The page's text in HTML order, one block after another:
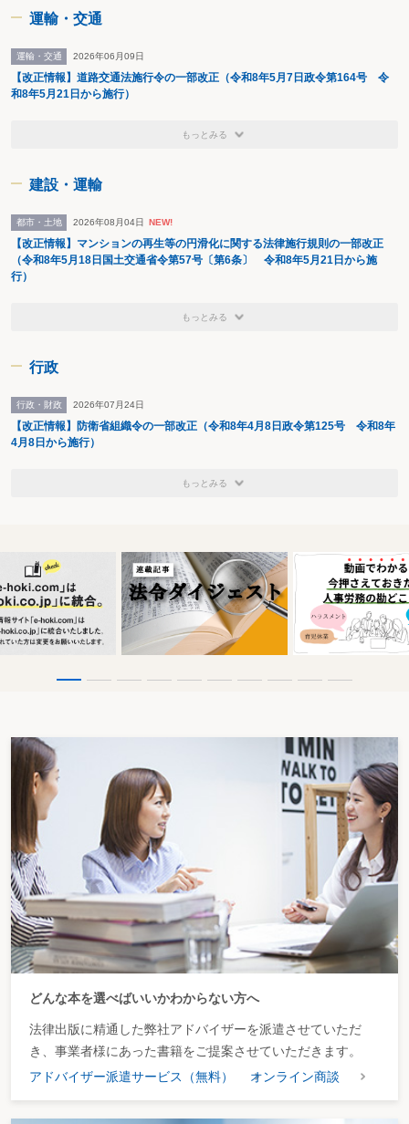
運輸・交通
運輸・交通 2026年06月09日
【改正情報】道路交通法施行令の一部改正（令和8年5月7日政令第164号 令
和8年5月21日から施行）
もっとみる
建設・運輸
都市・土地 2026年08月04日 NEW!
【改正情報】マンションの再生等の円滑化に関する法律施行規則の一部改正
（令和8年5月18日国土交通省令第57号〔第6条〕 令和8年5月21日から施
行）
もっとみる
行政
行政・財政 2026年07月24日
【改正情報】防衛省組織令の一部改正（令和8年4月8日政令第125号 令和8年
4月8日から施行）
もっとみる
どんな本を選べばいいかわからない方へ
法律出版に精通した弊社アドバイザーを派遣させていただ
き、事業者様にあった書籍をご提案させていただきます。
アドバイザー派遣サービス（無料）
オンライン商談